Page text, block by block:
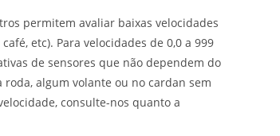
site
permitem avaliar baixas velocidades
etc). Para velocidades de 0,0 a 999
de sensores que não dependem do
algum volante ou no cardan sem
consulte-nos quanto a